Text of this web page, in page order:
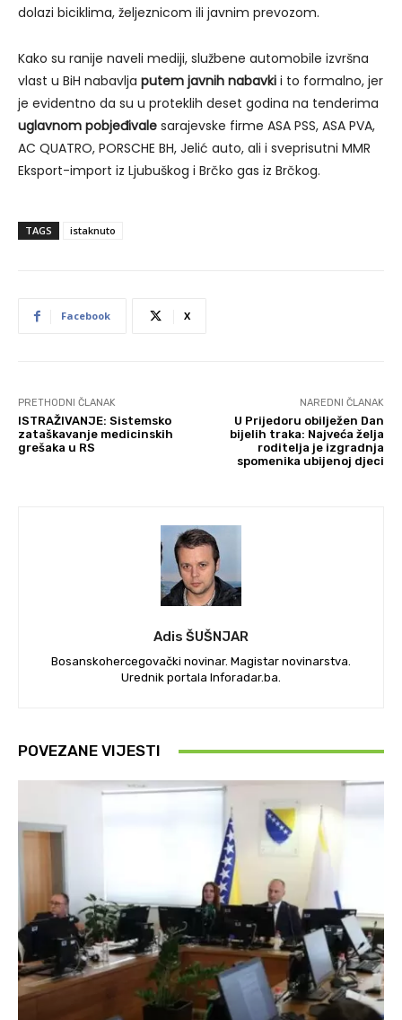
dolazi biciklima, željeznicom ili javnim prevozom.
Kako su ranije naveli mediji, službene automobile izvršna
vlast u BiH nabavlja putem javnih nabavki i to formalno, jer
je evidentno da su u proteklih deset godina na tenderima
uglavnom pobjeđivale sarajevske firme ASA PSS, ASA PVA,
AC QUATRO, PORSCHE BH, Jelić auto, ali i sveprisutni MMR
Eksport-import iz Ljubuškog i Brčko gas iz Brčkog.
TAGS istaknuto
Facebook X
PRETHODNI ČLANAK
ISTRAŽIVANJE: Sistemsko
zataškavanje medicinskih
grešaka u RS
NAREDNI ČLANAK
U Prijedoru obilježen Dan
bijelih traka: Najveća želja
roditelja je izgradnja
spomenika ubijenoj djeci
Adis ŠUŠNJAR
Bosanskohercegovački novinar. Magistar novinarstva.
Urednik portala Inforadar.ba.
POVEZANE VIJESTI